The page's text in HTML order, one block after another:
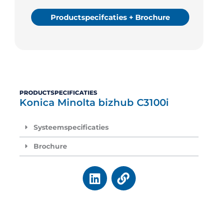
Productspecifcaties + Brochure
PRODUCTSPECIFICATIES
Konica Minolta bizhub C3100i
Systeemspecificaties
Brochure
L
i
L
i